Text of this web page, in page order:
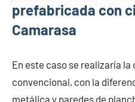
prefabricada con
Camarasa
En este caso se realizaría
convencional, con la
metálica y paredes de